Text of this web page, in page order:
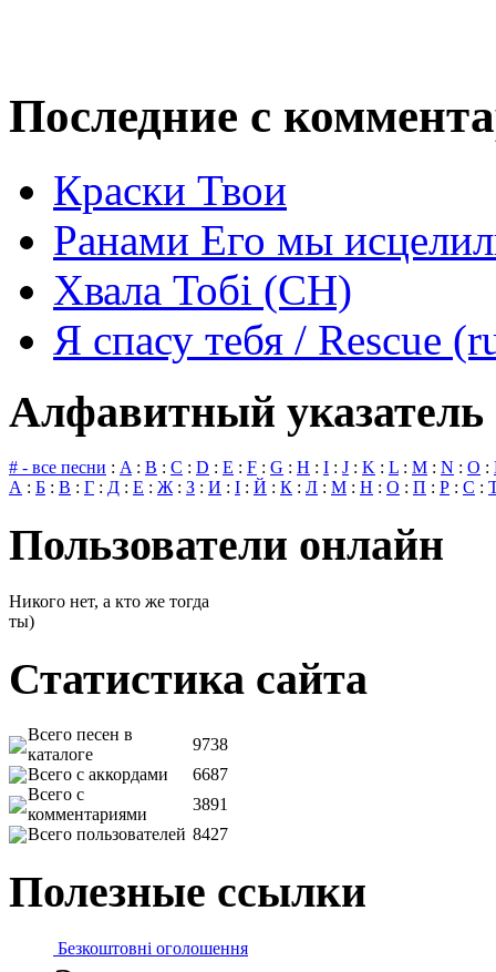
Последние с
Краски Твои
Ранами Его мы
Хвала Тобі (СН)
Я спасу тебя / Rescue
Алфавитный указатель
# - все песни : A : B : C : D : E : F : G : H : I : J : K : L : M : N : O :
А : Б : В : Г : Д : Е : Ж : З : И : І : Й : К : Л : М : Н : О : П : Р : С :
Пользователи онлайн
Никого нет, а кто же тогда
ты)
Статистика сайта
Всего песен в
каталоге
9738
Всего с аккордами
6687
Всего с
комментариями
3891
Всего пользователей 8427
Полезные ссылки
Безкоштовні оголошення